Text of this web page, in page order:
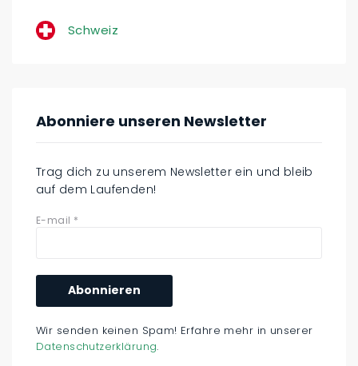
Schweiz
Abonniere unseren Newsletter
Trag dich zu unserem Newsletter ein und bleib
auf dem Laufenden!
E-mail *
Wir senden keinen Spam! Erfahre mehr in unserer
Datenschutzerklärung.